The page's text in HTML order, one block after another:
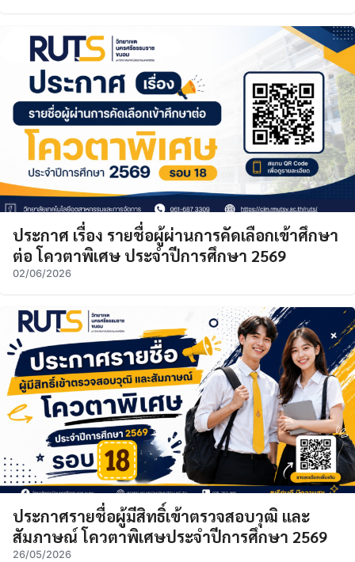
ประกาศ เรื่อง รายชื่อผู้ผ่านการคัดเลือกเข้าศึกษา
ต่อ โควตาพิเศษ ประจำปีการศึกษา 2569
02/06/2026
ประกาศรายชื่อผู้มีสิทธิ์เข้าตรวจสอบวุฒิ และ
สัมภาษณ์ โควตาพิเศษประจำปีการศึกษา 2569
26/05/2026